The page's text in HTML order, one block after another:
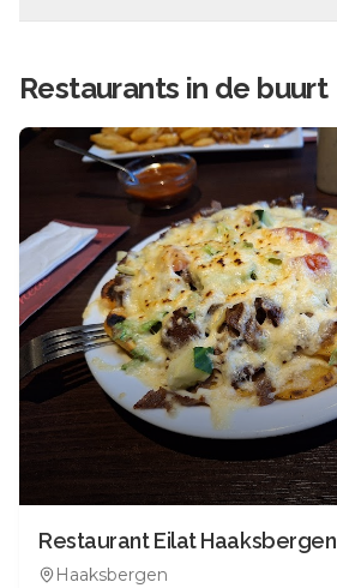
Restaurants in de buurt
Restaurant Eilat Haaksbergen
Haaksbergen